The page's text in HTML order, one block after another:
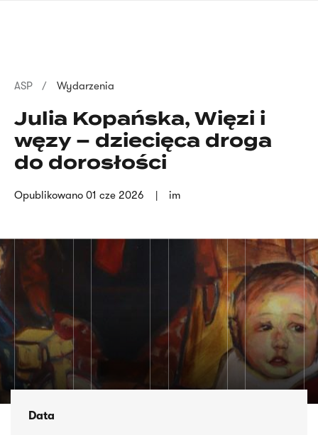
Ścieżka
nawigacyjna
ASP Wydarzenia
Julia Kopańska, Więzi i
węzy – dziecięca droga
do dorosłości
Opublikowano 01 cze 2026 im
Data